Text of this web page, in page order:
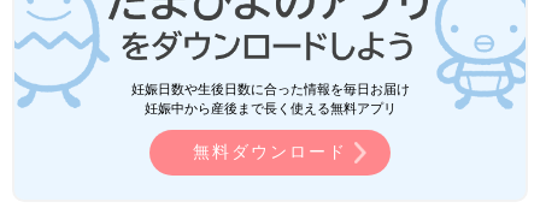
妊娠日数や生後日数に合った情報を毎日お届け
妊娠中から産後まで長く使える無料アプリ
無料ダウンロード